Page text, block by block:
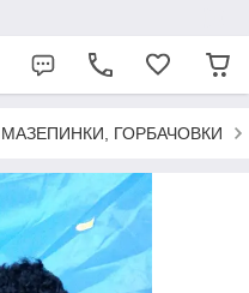
МАЗЕПИНКИ, ГОРБАЧОВКИ